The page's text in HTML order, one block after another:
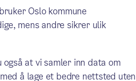
om fjæra
fra Jessheim
Oslo kommune
mens andre sikrer ulik
at vi samler inn data om
å lage et bedre nettsted